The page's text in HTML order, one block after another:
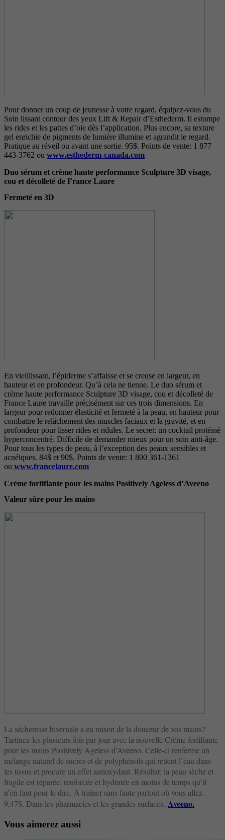
Pour donner un coup de jeunesse à votre regard, équipez-vous du
Soin lissant contour des yeux Lift & Repair d’Esthederm. Il estompe
les rides et les pattes d’oie dès l’application. Plus encore, sa texture
gel enrichie de pigments de lumière illumine et agrandit le regard.
Pratique au réveil ou avant une sortie. 95$. Points de vente: 1 877
443-3762 ou www.esthederm-canada.com
Duo sérum et crème haute performance Sculpture 3D visage,
cou et décolleté de France Laure
Fermeté en 3D
En vieillissant, l’épiderme s’affaisse et se creuse en largeur, en
hauteur et en profondeur. Qu’à cela ne tienne. Le duo sérum et
crème haute performance Sculpture 3D visage, cou et décolleté de
France Laure travaille précisément sur ces trois dimensions. En
largeur pour redonner élasticité et fermeté à la peau, en hauteur pour
combattre le relâchement des muscles faciaux et la gravité, et en
profondeur pour lisser rides et ridules. Le secret: un cocktail protéiné
hyperconcentré. Difficile de demander mieux pour un soin anti-âge.
Pour tous les types de peau, à l’exception des peaux sensibles et
acnéiques. 84$ et 90$. Points de vente: 1 800 361-1361
ou www.francelaure.com
Crème fortifiante pour les mains Positively Ageless d’Aveeno
Valeur sûre pour les mains
La sécheresse hivernale a eu raison de la douceur de vos mains?
Tartinez-les plusieurs fois par jour avec la nouvelle Crème fortifiante
pour les mains Positively Ageless d’Aveeno. Celle-ci renferme un
mélange naturel de sucres et de polyphénols qui retient l’eau dans
les tissus et procure un effet antioxydant. Résultat: la peau sèche et
fragile est réparée, renforcée et hydratée en moins de temps qu’il
n’en faut pour le dire. À traîner sans faute partout où vous allez.
9,47$. Dans les pharmacies et les grandes surfaces. Aveeno.
Vous aimerez aussi